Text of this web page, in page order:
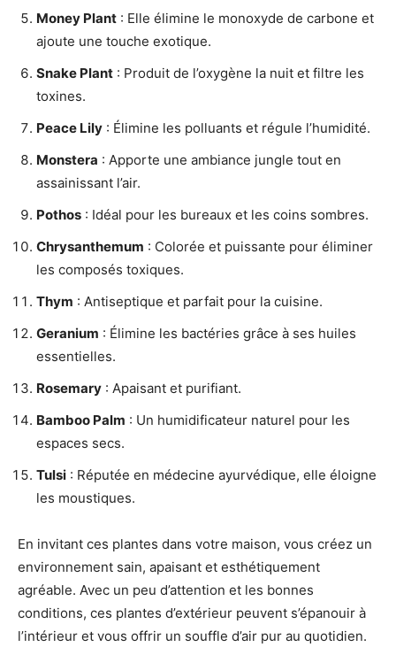
Money Plant : Elle élimine le monoxyde de carbone et
ajoute une touche exotique.
Snake Plant : Produit de l’oxygène la nuit et filtre les
toxines.
Peace Lily : Élimine les polluants et régule l’humidité.
Monstera : Apporte une ambiance jungle tout en
assainissant l’air.
Pothos : Idéal pour les bureaux et les coins sombres.
Chrysanthemum : Colorée et puissante pour éliminer
les composés toxiques.
Thym : Antiseptique et parfait pour la cuisine.
Geranium : Élimine les bactéries grâce à ses huiles
essentielles.
Rosemary : Apaisant et purifiant.
Bamboo Palm : Un humidificateur naturel pour les
espaces secs.
Tulsi : Réputée en médecine ayurvédique, elle éloigne
les moustiques.
En invitant ces plantes dans votre maison, vous créez un
environnement sain, apaisant et esthétiquement
agréable. Avec un peu d’attention et les bonnes
conditions, ces plantes d’extérieur peuvent s’épanouir à
l’intérieur et vous offrir un souffle d’air pur au quotidien.